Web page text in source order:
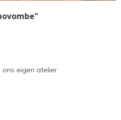
eigen atelier